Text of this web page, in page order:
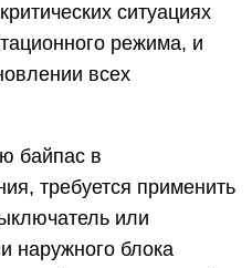
ситуациях
режима, и
всех
байпас в
требуется применить
или
наружного блока